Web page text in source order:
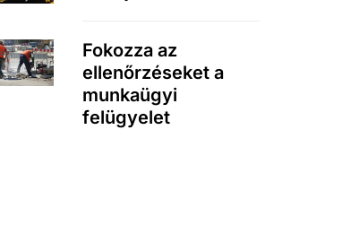
Fokozza az
ellenőrzéseket a
munkaügyi
felügyelet